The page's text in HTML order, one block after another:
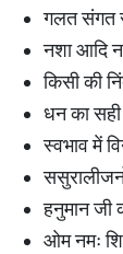
गलत संगत
नशा आदि
किसी की
धन का
स्वभाव में
हनुमान जी
ओम नमः